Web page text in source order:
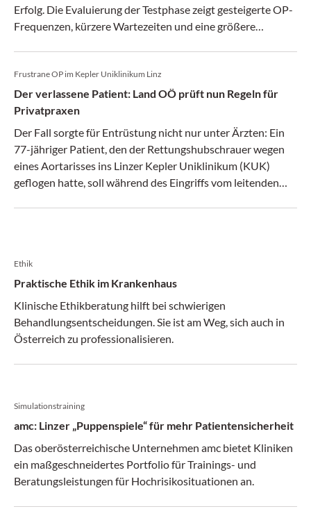
Erfolg. Die Evaluierung der Testphase zeigt gesteigerte OP-
Frequenzen, kürzere Wartezeiten und eine größere
Schnitt ein Plus von 50 Prozent.
Frustrane OP im Kepler Uniklinikum Linz
Der verlassene Patient: Land OÖ prüft nun Regeln für
Privatpraxen
Der Fall sorgte für Entrüstung nicht nur unter Ärzten: Ein
77-jähriger Patient, den der Rettungshubschrauer wegen
eines Aortarisses ins Linzer Kepler Uniklinikum (KUK)
geflogen hatte, soll während des Eingriffs vom leitenden
gerichtsmedizinischen Obduktion sind noch ausständig.
Das KUK entließ den Mediziner, das Land Oberösterreich
lässt nun die Richtlinien für den Betrieb von
Privatordinationen von Spitalsärzten überprüfen.
Ethik
Praktische Ethik im Krankenhaus
Klinische Ethikberatung hilft bei schwierigen
Behandlungsentscheidungen. Sie ist am Weg, sich auch in
Österreich zu professionalisieren.
Simulationstraining
amc: Linzer „Puppenspiele“ für mehr Patientensicherheit
Das oberösterreichische Unternehmen amc bietet Kliniken
ein maßgeschneidertes Portfolio für Trainings- und
Beratungsleistungen für Hochrisikosituationen an.